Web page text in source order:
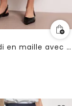
Jupe midi en maille avec imprimé